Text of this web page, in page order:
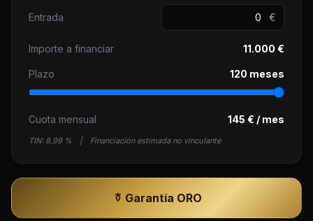
Entrada €
Importe a financiar 11.000 €
Plazo 120 meses
Cuota mensual 145 € / mes
TIN: 8,99 % | Financiación estimada no vinculante
Garantía ORO